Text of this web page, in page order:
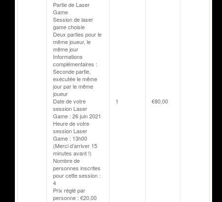
Partie de Laser
Game
Session de laser
game choisie
Deux parties pour le
même joueur, le
même jour
Informations
complémentaires :
Seconde partie,
exécutée le même
jour par le même
joueur
Date de votre
session Laser
Game : 26 juin 2021
Heure de votre
session Laser
Game : 13h00
(Merci d’arriver 15
minutes avant !)
Nombre de
personnes inscrites
pour cette session :
4
Prix réglé par
personne : €20,00
1 €80,00